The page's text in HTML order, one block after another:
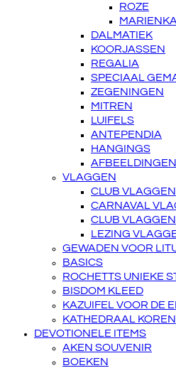
ROZE
DALMATIEK
KOORJASSEN
REGALIA
SPECIAAL
ZEGENINGEN
MITREN
LUIFELS
ANTEPENDIA
HANGINGS
AFBEELDINGEN
VLAGGEN
CLUB VLAGGEN
CARNAVAL
CLUB VLAGGEN
LEZING
GEWADEN VOOR
BASICS
ROCHETTS UNIEKE
BISDOM KLEED
KAZUIFEL VOOR DE
KATHEDRAAL KOREN
DEVOTIONELE ITEMS
AKEN SOUVENIR
BOEKEN